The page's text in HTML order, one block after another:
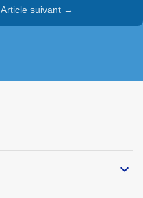
Article suivant →